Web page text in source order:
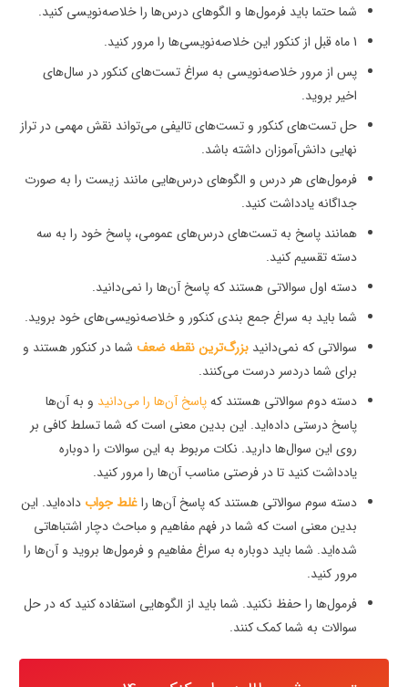
شما حتما باید فرمول‌ها و الگوهای درس‌ها را خلاصه‌نویسی کنید.
1 ماه قبل از کنکور این خلاصه‌نویسی‌ها را مرور کنید.
پس از مرور خلاصه‌نویسی به سراغ تست‌های کنکور در سال‌های
اخیر بروید.
حل تست‌های کنکور و تست‌های تالیفی می‌تواند نقش مهمی در تراز
نهایی دانش‌آموزان داشته باشد.
فرمول‌های هر درس و الگوهای درس‌هایی مانند زیست را به صورت
جداگانه یادداشت کنید.
همانند پاسخ به تست‌های درس‌های عمومی، پاسخ خود را به سه
دسته تقسیم کنید.
دسته اول سوالاتی هستند که پاسخ آن‌ها را نمی‌دانید.
شما باید به سراغ جمع بندی کنکور و خلاصه‌نویسی‌های خود بروید.
سوالاتی که نمی‌دانید بزرگ‌ترین نقطه ضعف شما در کنکور هستند و
برای شما دردسر درست می‌کنند.
دسته دوم سوالاتی هستند کهپاسخ آن‌ها را می‌دانید و به آن‌ها
پاسخ درستی داده‌اید. این بدین معنی است که شما تسلط کافی بر
روی این سوال‌ها دارید. نکات مربوط به این سوالات را دوباره
یادداشت کنید تا در فرصتی مناسب آن‌ها را مرور کنید.
دسته سوم سوالاتی هستند که پاسخ آن‌ها راغلط جواب داده‌اید. این
بدین معنی است که شما در فهم مفاهیم و مباحث دچار اشتباهاتی
شده‌اید. شما باید دوباره به سراغ مفاهیم و فرمول‌ها بروید و آن‌ها را
مرور کنید.
فرمول‌ها را حفظ نکنید. شما باید از الگوهایی استفاده کنید که در حل
سوالات به شما کمک کنند.